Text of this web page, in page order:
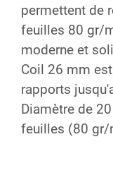
permettent de
feuilles 80 gr/
moderne et
Coil 26 mm
rapports
Diamètre de
feuilles (80 gr/